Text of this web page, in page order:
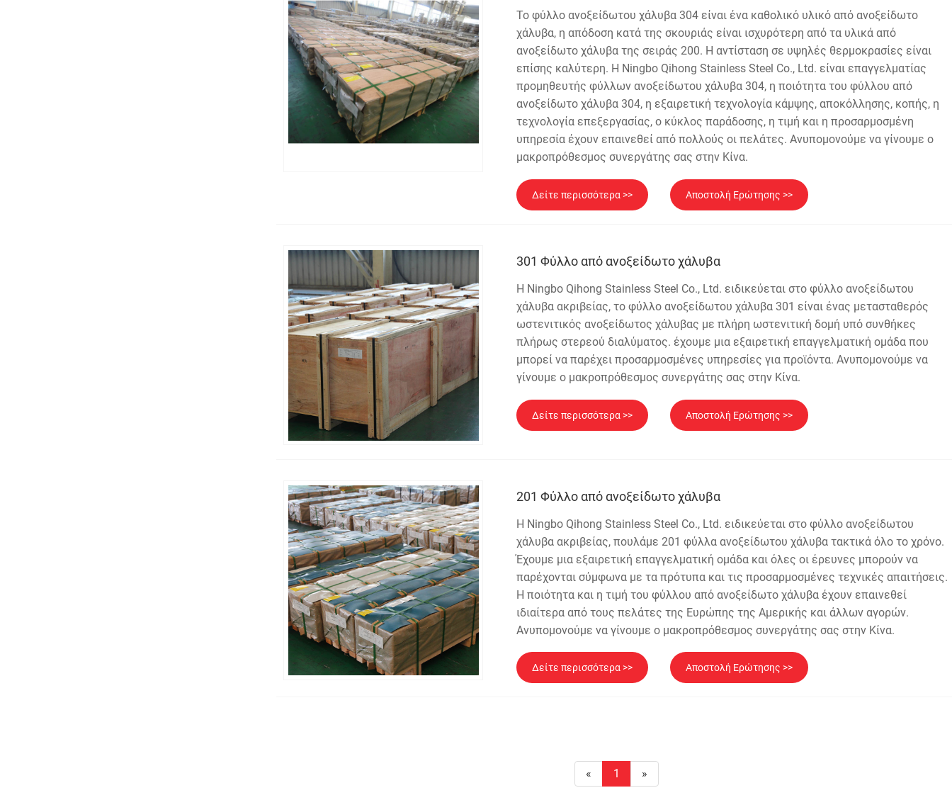
Το φύλλο ανοξείδωτου χάλυβα 304 είναι ένα καθολικό υλικό από ανοξείδωτο
χάλυβα, η απόδοση κατά της σκουριάς είναι ισχυρότερη από τα υλικά από
ανοξείδωτο χάλυβα της σειράς 200. Η αντίσταση σε υψηλές θερμοκρασίες είναι
επίσης καλύτερη. Η Ningbo Qihong Stainless Steel Co., Ltd. είναι επαγγελματίας
προμηθευτής φύλλων ανοξείδωτου χάλυβα 304, η ποιότητα του φύλλου από
ανοξείδωτο χάλυβα 304, η εξαιρετική τεχνολογία κάμψης, αποκόλλησης, κοπής, η
τεχνολογία επεξεργασίας, ο κύκλος παράδοσης, η τιμή και η προσαρμοσμένη
υπηρεσία έχουν επαινεθεί από πολλούς οι πελάτες. Ανυπομονούμε να γίνουμε ο
μακροπρόθεσμος συνεργάτης σας στην Κίνα.
Δείτε περισσότερα >> Αποστολή Ερώτησης >>
301 Φύλλο από ανοξείδωτο χάλυβα
Η Ningbo Qihong Stainless Steel Co., Ltd. ειδικεύεται στο φύλλο ανοξείδωτου
χάλυβα ακριβείας, το φύλλο ανοξείδωτου χάλυβα 301 είναι ένας μετασταθερός
ωστενιτικός ανοξείδωτος χάλυβας με πλήρη ωστενιτική δομή υπό συνθήκες
πλήρως στερεού διαλύματος. έχουμε μια εξαιρετική επαγγελματική ομάδα που
μπορεί να παρέχει προσαρμοσμένες υπηρεσίες για προϊόντα. Ανυπομονούμε να
γίνουμε ο μακροπρόθεσμος συνεργάτης σας στην Κίνα.
Δείτε περισσότερα >> Αποστολή Ερώτησης >>
201 Φύλλο από ανοξείδωτο χάλυβα
Η Ningbo Qihong Stainless Steel Co., Ltd. ειδικεύεται στο φύλλο ανοξείδωτου
χάλυβα ακριβείας, πουλάμε 201 φύλλα ανοξείδωτου χάλυβα τακτικά όλο το χρόνο.
Έχουμε μια εξαιρετική επαγγελματική ομάδα και όλες οι έρευνες μπορούν να
παρέχονται σύμφωνα με τα πρότυπα και τις προσαρμοσμένες τεχνικές απαιτήσεις.
Η ποιότητα και η τιμή του φύλλου από ανοξείδωτο χάλυβα έχουν επαινεθεί
ιδιαίτερα από τους πελάτες της Ευρώπης της Αμερικής και άλλων αγορών.
Ανυπομονούμε να γίνουμε ο μακροπρόθεσμος συνεργάτης σας στην Κίνα.
Δείτε περισσότερα >> Αποστολή Ερώτησης >>
« 1 »